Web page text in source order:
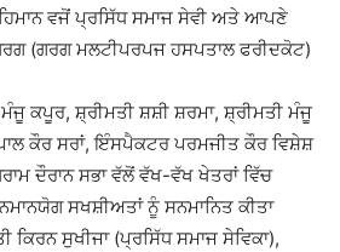
ਵਜੋਂ ਪ੍ਰਸਿੱਧ ਸਮਾਜ ਸੇਵੀ ਅਤੇ ਆਪਣੇ
(ਗਰਗ ਮਲਟੀਪਰਪਜ ਹਸਪਤਾਲ ਫਰੀਦਕੋਟ)
ਕਪੂਰ, ਸ਼੍ਰੀਮਤੀ ਸ਼ਸ਼ੀ ਸ਼ਰਮਾ, ਸ਼੍ਰੀਮਤੀ ਮੰਜੂ
ਕੌਰ ਸਰਾਂ, ਇੰਸਪੈਕਟਰ ਪਰਮਜੀਤ ਕੌਰ ਵਿਸ਼ੇਸ਼
ਦੌਰਾਨ ਸਭਾ ਵੱਲੋਂ ਵੱਖ-ਵੱਖ ਖੇਤਰਾਂ ਵਿੱਚ
ਸਖਸ਼ੀਅਤਾਂ ਨੂੰ ਸਨਮਾਨਿਤ ਕੀਤਾ
ਕਿਰਨ ਸੁਖੀਜਾ (ਪ੍ਰਸਿੱਧ ਸਮਾਜ ਸੇਵਿਕਾ),